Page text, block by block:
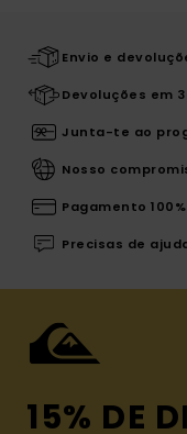
Envio e
Devoluções em
Junta-te ao
Nosso
Pagamento
Precisas de
15% DE